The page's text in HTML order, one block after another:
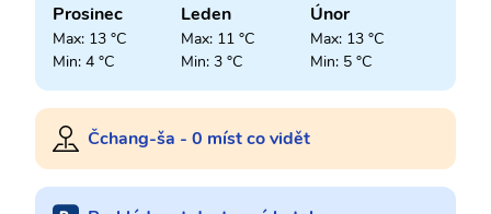
Prosinec
Max: 13 °C
Min: 4 °C
Leden
Max: 11 °C
Min: 3 °C
Únor
Max: 13 °C
Min: 5 °C
Čchang-ša - 0 míst co vidět